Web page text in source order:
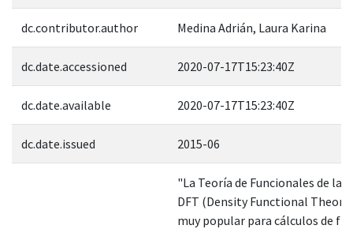
dc.contributor.author Medina Adrián, Laura Karina
dc.date.accessioned 2020-07-17T15:23:40Z
dc.date.available 2020-07-17T15:23:40Z
dc.date.issued 2015-06
"La Teoría de Funcionales de la
DFT (Density Functional
muy popular para cálculos de